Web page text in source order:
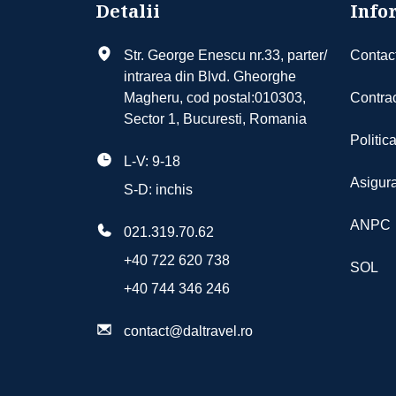
Classic room sea view[overall
Eventual și alte tipuri de cameră în
Tipuri de masa
Asistenta turistica in limba romana
Detalii
Str. George Enescu nr.33, parter/
intrarea din Blvd. Gheorghe
Magheru, cod postal:010303,
Sector 1, Bucuresti, Romania
L-V: 9-18
S-D: inchis
021.319.70.62
+40 722 620 738
+40 744 346 246
contact@daltravel.ro
ANPC
SOL